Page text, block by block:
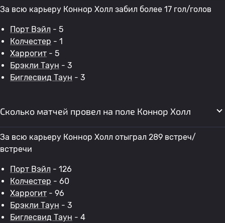
За всю карьеру Коннор Холл забил более 17 гол/голов
Порт Вэйл - 5
Колчестер - 1
Харрогит - 5
Брэкли Таун - 3
Биглесвид Таун - 3
Сколько матчей провел на поле Коннор Холл
За всю карьеру Коннор Холл отыграл 289 встреч/
встречи
Порт Вэйл - 126
Колчестер - 60
Харрогит - 96
Брэкли Таун - 3
Биглесвид Таун - 4